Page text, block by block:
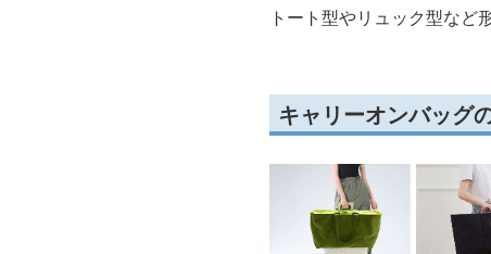
トート型やリュック型など
キャリーオンバッグ